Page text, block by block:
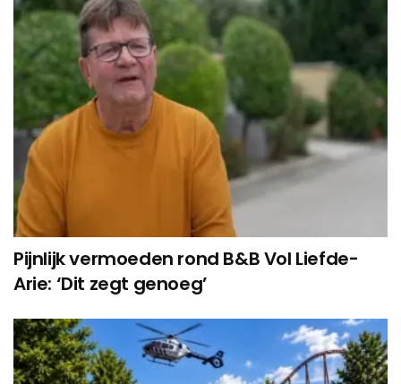
Pijnlijk vermoeden rond B&B Vol Liefde-
Arie: ‘Dit zegt genoeg’